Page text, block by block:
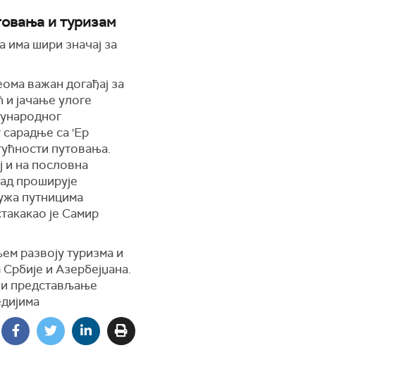
и туризам
има шири значај за
важан догађај за
и јачање улоге
сарадње са 'Ер
путовања.
и на пословна
проширује
путницима
је Самир
развоју туризма и
и Азербејџана.
и представљање